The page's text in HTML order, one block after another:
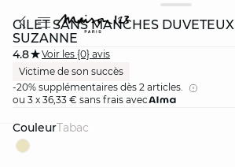
GILET SANS MANCHES DUVETEUX
SUZANNE
4.8
Voir les {0} avis
Victime de son succès
-20% supplémentaires dès 2 articles.
ou 3 x 36,33 € sans frais avec
Couleur tabac